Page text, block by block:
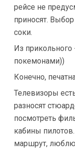
рейсе не
приносят.
соки.
Из прикольного
покемонами))
Конечно,
Телевизоры
разносят
посмотреть
кабины
маршрут,